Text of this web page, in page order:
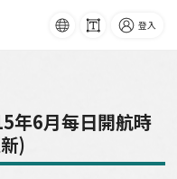
語系 字級 登入
年6月每日開航時
)